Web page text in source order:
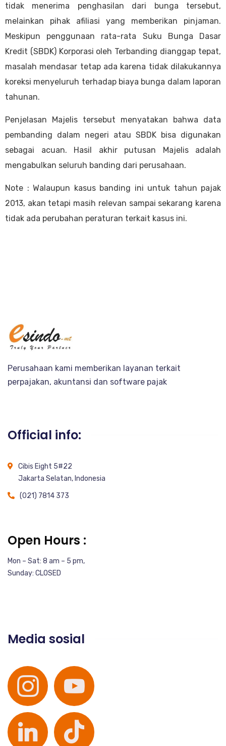
tidak menerima penghasilan dari bunga tersebut,
melainkan pihak afiliasi yang memberikan pinjaman.
Meskipun penggunaan rata-rata Suku Bunga Dasar
Kredit (SBDK) Korporasi oleh Terbanding dianggap tepat,
masalah mendasar tetap ada karena tidak dilakukannya
koreksi menyeluruh terhadap biaya bunga dalam laporan
tahunan.
Penjelasan Majelis tersebut menyatakan bahwa data
pembanding dalam negeri atau SBDK bisa digunakan
sebagai acuan. Hasil akhir putusan Majelis adalah
mengabulkan seluruh banding dari perusahaan.
Note : Walaupun kasus banding ini untuk tahun pajak
2013, akan tetapi masih relevan sampai sekarang karena
tidak ada perubahan peraturan terkait kasus ini.
Perusahaan kami memberikan layanan terkait
perpajakan, akuntansi dan software pajak
Official info:
Cibis Eight 5#22
Jakarta Selatan, Indonesia
(021) 7814 373
Open Hours :
Mon – Sat: 8 am – 5 pm,
Sunday: CLOSED
Media sosial